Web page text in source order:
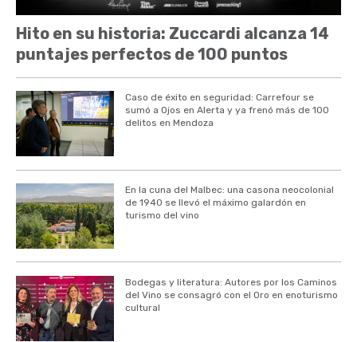
Hito en su historia: Zuccardi alcanza 14
puntajes perfectos de 100 puntos
Caso de éxito en seguridad: Carrefour se
sumó a Ojos en Alerta y ya frenó más de 100
delitos en Mendoza
En la cuna del Malbec: una casona neocolonial
de 1940 se llevó el máximo galardón en
turismo del vino
Bodegas y literatura: Autores por los Caminos
del Vino se consagró con el Oro en enoturismo
cultural